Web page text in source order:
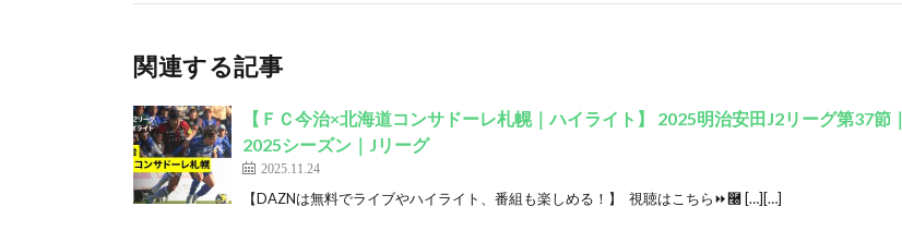
関連する記事
【ＦＣ今治×北海道コンサドーレ札幌｜ハイライト】 2025明治安田J2リーグ第37節｜
2025シーズン｜Jリーグ
2025.11.24
【DAZNは無料でライブやハイライト、番組も楽しめる！】 視聴はこちら⏩࿠ […][…]